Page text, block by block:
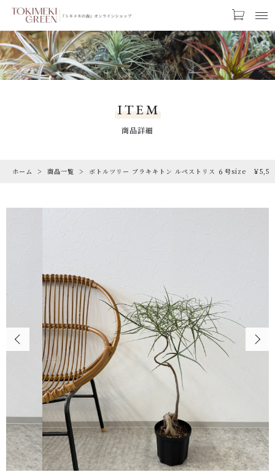
お気に入り LOGIN
RARE
割引商品
CAMPAIGN
キャンペーン
CONTENTS
植物の紹介・育て方など
NEWS
お知らせ
ABOUT US
当店について
POINT
育て方のコツ
ITEM
商品詳細
ホーム 商品一覧 ボトルツリー ブラキキトン ルペストリス ６号size ￥
カートに商品を追加しました
ボトルツリー ブラキキトン ルペストリス ６号
【ギフトラッピング】
【トキメキコーヒー1袋】
（税込）
ショッピングを続ける
カートを確認する